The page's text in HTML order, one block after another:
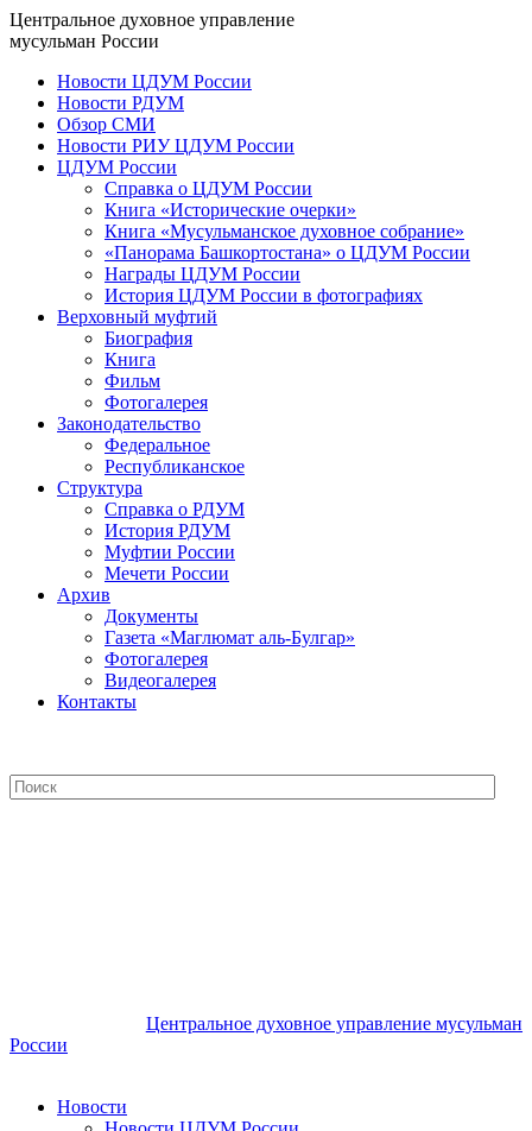
Центральное духовное управление
мусульман России
Новости ЦДУМ России
Новости РДУМ
Обзор СМИ
Новости РИУ ЦДУМ России
ЦДУМ России
Справка о ЦДУМ России
Книга «Исторические очерки»
Книга «Мусульманское духовное собрание»
«Панорама Башкортостана» о ЦДУМ России
Награды ЦДУМ России
История ЦДУМ России в фотографиях
Верховный муфтий
Биография
Книга
Фильм
Фотогалерея
Законодательство
Федеральное
Республиканское
Структура
Справка о РДУМ
История РДУМ
Муфтии России
Мечети России
Архив
Документы
Газета «Маглюмат аль-Булгар»
Фотогалерея
Видеогалерея
Контакты
Центральное духовное управление мусульман
России
Новости